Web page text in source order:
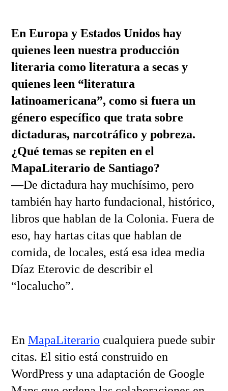
En Europa y Estados Unidos hay
quienes leen nuestra producción
literaria como literatura a secas y
quienes leen “literatura
latinoamericana”, como si fuera un
género específico que trata sobre
dictaduras, narcotráfico y pobreza.
¿Qué temas se repiten en el
MapaLiterario de Santiago?
—De dictadura hay muchísimo, pero
también hay harto fundacional, histórico,
libros que hablan de la Colonia. Fuera de
eso, hay hartas citas que hablan de
comida, de locales, está esa idea media
Díaz Eterovic de describir el
“localucho”.
En MapaLiterario cualquiera puede subir
citas. El sitio está construido en
WordPress y una adaptación de Google